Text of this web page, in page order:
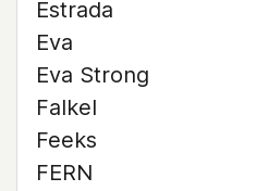
Estrada
Eva
Eva Strong
Falkel
Feeks
FERN